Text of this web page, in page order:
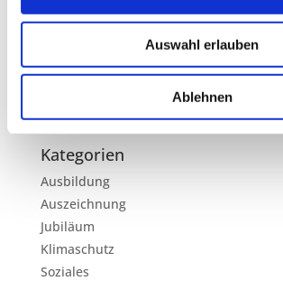
Auswahl erlauben
Ablehnen
September 2021
Januar 2021
Kategorien
Ausbildung
Auszeichnung
Jubiläum
Klimaschutz
Soziales